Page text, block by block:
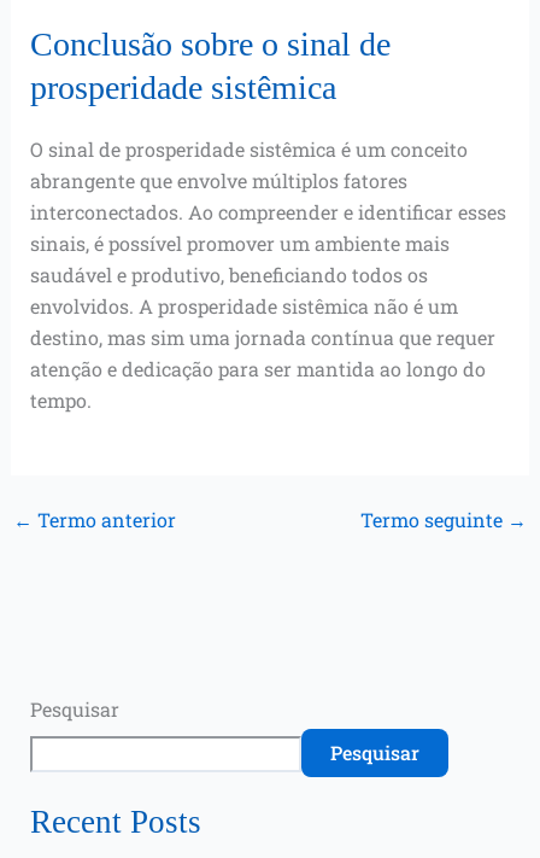
Conclusão sobre o sinal de
prosperidade sistêmica
O sinal de prosperidade sistêmica é um conceito
abrangente que envolve múltiplos fatores
interconectados. Ao compreender e identificar esses
sinais, é possível promover um ambiente mais
saudável e produtivo, beneficiando todos os
envolvidos. A prosperidade sistêmica não é um
destino, mas sim uma jornada contínua que requer
atenção e dedicação para ser mantida ao longo do
tempo.
← Termo anterior Termo seguinte →
Pesquisar
Pesquisar
Recent Posts